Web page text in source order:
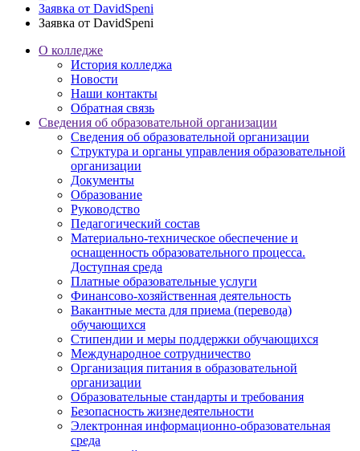
Заявка от DavidSpeni
Заявка от DavidSpeni
О колледже
История колледжа
Новости
Наши контакты
Обратная связь
Сведения об образовательной организации
Сведения об образовательной организации
Структура и органы управления образовательной
организации
Документы
Образование
Руководство
Педагогический состав
Материально-техническое обеспечение и
оснащенность образовательного процесса.
Доступная среда
Платные образовательные услуги
Финансово-хозяйственная деятельность
Вакантные места для приема (перевода)
обучающихся
Стипендии и меры поддержки обучающихся
Международное сотрудничество
Организация питания в образовательной
организации
Образовательные стандарты и требования
Безопасность жизнедеятельности
Электронная информационно-образовательная
среда